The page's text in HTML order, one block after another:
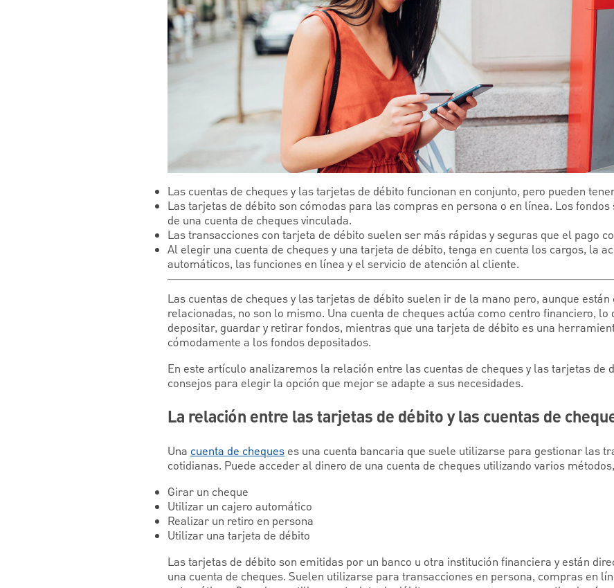
Las cuentas de cheques y las tarjetas de débito funcionan en conjunto, pero pueden
Las tarjetas de débito son cómodas para las compras en persona o en línea. Los
de una cuenta de cheques vinculada.
Las transacciones con tarjeta de débito suelen ser más rápidas y seguras que el pago
Al elegir una cuenta de cheques y una tarjeta de débito, tenga en cuenta los cargos, la
automáticos, las funciones en línea y el servicio de atención al cliente.
Las cuentas de cheques y las tarjetas de débito suelen ir de la mano pero, aunque
relacionadas, no son lo mismo. Una cuenta de cheques actúa como centro financiero,
depositar, guardar y retirar fondos, mientras que una tarjeta de débito es una
cómodamente a los fondos depositados.
En este artículo analizaremos la relación entre las cuentas de cheques y las tarjetas de
consejos para elegir la opción que mejor se adapte a sus necesidades.
La relación entre las tarjetas de débito y las cuentas de
Una cuenta de cheques es una cuenta bancaria que suele utilizarse para gestionar las
cotidianas. Puede acceder al dinero de una cuenta de cheques utilizando varios
Girar un cheque
Utilizar un cajero automático
Realizar un retiro en persona
Utilizar una tarjeta de débito
Las tarjetas de débito son emitidas por un banco u otra institución financiera y están
una cuenta de cheques. Suelen utilizarse para transacciones en persona, compras en